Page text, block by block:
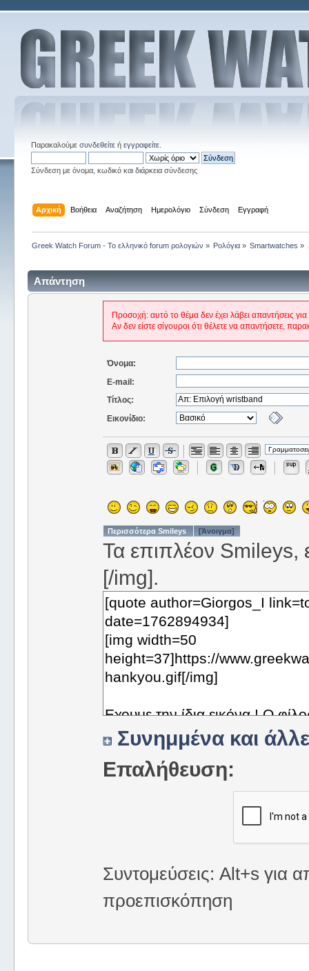
Παρακαλούμε συνδεθείτεή εγγραφείτε.
Σύνδεση με όνομα, κωδικό και διάρκεια σύνδεσης
Αρχική Βοήθεια Αναζήτηση Ημερολόγιο Σύνδεση Εγγραφή
Greek Watch Forum - Το ελληνικό forum ρολογιών » Ρολόγια » Smartwatches »
Απάντηση
Προσοχή: αυτό το θέμα δεν έχει λάβει απαντήσεις
Αν δεν είστε σίγουροι ότι θέλετε να απαντήσετε,
Όνομα:
E-mail:
Τίτλος:
Εικονίδιο:
Περισσότερα Smileys [Άνοιγμα]
Τα επιπλέον Smileys,
[/img].
Συνημμένα και
Επαλήθευση:
Συντομεύσεις: Alt+s για
προεπισκόπηση